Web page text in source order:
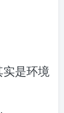
是环境